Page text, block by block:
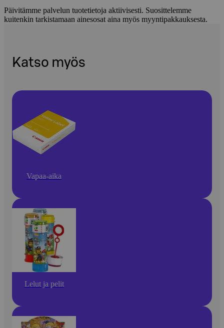
Päivitämme palvelun tuotetietoja aktiivisesti. Suosittelemme
kuitenkin tarkistamaan ainesosat aina myös myyntipakkauksesta.
Katso myös
Vapaa-aika
Lelut ja pelit